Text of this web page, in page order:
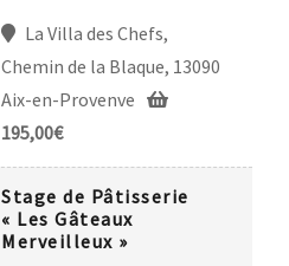
La Villa des Chefs,
Chemin de la Blaque, 13090
Aix-en-Provenve
195,00€
Stage de Pâtisserie
« Les Gâteaux
Merveilleux »